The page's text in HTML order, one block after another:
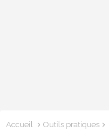
Accueil Outils pratiques